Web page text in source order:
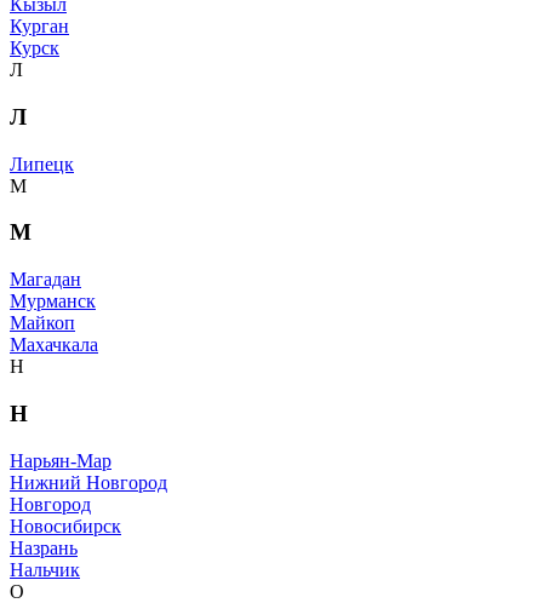
Кызыл
Курган
Курск
Л
Л
Липецк
М
М
Магадан
Мурманск
Майкоп
Махачкала
Н
Н
Нарьян-Мар
Нижний Новгород
Новгород
Новосибирск
Назрань
Нальчик
О